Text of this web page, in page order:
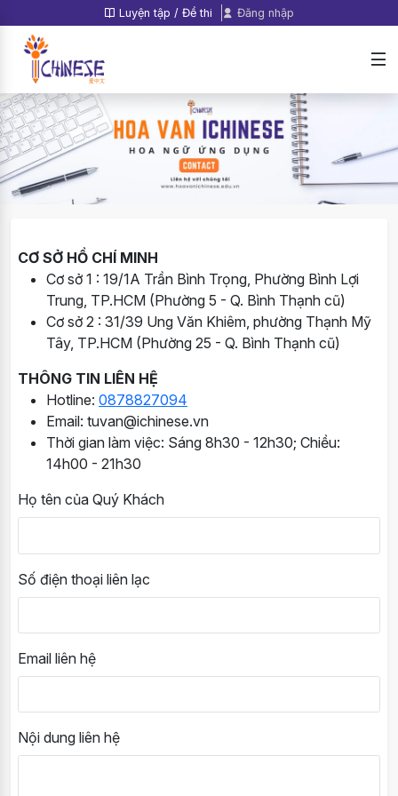
Luyện tập / Đề thi Đăng nhập
CƠ SỞ HỒ CHÍ MINH
Cơ sở 1 : 19/1A Trần Bình Trọng, Phường Bình Lợi
Trung, TP.HCM (Phường 5 - Q. Bình Thạnh cũ)
Cơ sở 2 : 31/39 Ung Văn Khiêm, phường Thạnh Mỹ
Tây, TP.HCM (Phường 25 - Q. Bình Thạnh cũ)
THÔNG TIN LIÊN HỆ
Hotline: 0878827094
Email: tuvan@ichinese.vn
Thời gian làm việc: Sáng 8h30 - 12h30; Chiều:
14h00 - 21h30
Họ tên của Quý Khách
Số điện thoại liên lạc
Email liên hệ
Nội dung liên hệ